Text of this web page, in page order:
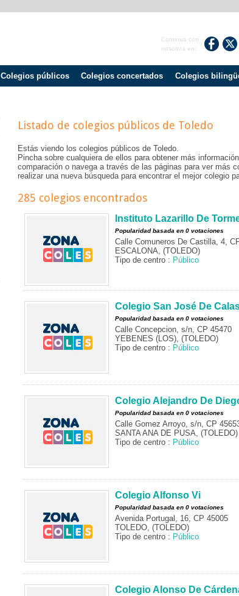
Continua con
nosotros en:
Colegios públicos Colegios concertados Colegios
Listado de colegios públicos de Toledo
Estás viendo los colegios públicos de Toledo.
Pincha sobre cualquiera de ellos para obtener más
comparación o navega a través de las páginas para ver más
realizar una nueva búsqueda para encontrar el mejor colegio
285 colegios encontrados
Instituto Lazarillo De
Popularidad basada en 0 votaciones
Calle Comuneros De Castilla, 4,
ESCALONA, (TOLEDO)
Tipo de centro : Público
Colegio San José De
Popularidad basada en 0 votaciones
Calle Concepcion, s/n, CP 45470
YEBENES (LOS), (TOLEDO)
Tipo de centro : Público
Colegio Alejandro De
Popularidad basada en 0 votaciones
Calle Gomez Arroyo, s/n, CP
SANTA ANA DE PUSA, (TOLEDO)
Tipo de centro : Público
Colegio Alfonso Vi
Popularidad basada en 0 votaciones
Avenida Portugal, 16, CP 45005
TOLEDO, (TOLEDO)
Tipo de centro : Público
Colegio Alonso De